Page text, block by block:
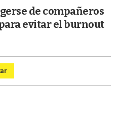
de compañeros
evitar el burnout